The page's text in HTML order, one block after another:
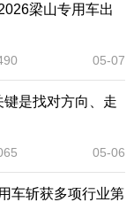
梁山专用车出
05-07
是找对方向、走
05-06
车斩获多项行业第